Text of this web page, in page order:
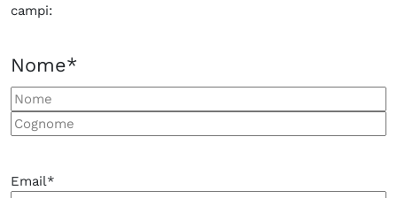
campi:
Nome*
Nome
Email*